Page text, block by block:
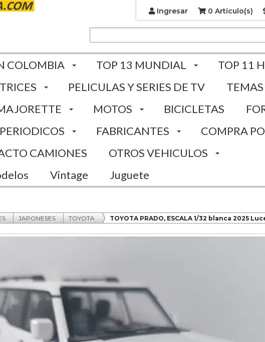
Ingresar 0 Artículo(s)
COLOMBIA TOP 13 MUNDIAL
TOP 11
PELICULAS Y SERIES DE TV
TEMAS
MOTOS BICICLETAS
FABRICANTES
COMPRA
CAMIONES
OTROS VEHICULOS
Vintage Juguete
JAPONESES TOYOTA TOYOTA PRADO, ESCALA 1/32 blanca 2025